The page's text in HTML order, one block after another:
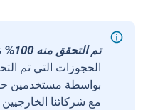
تم التحقق منه 100%
الحجوزات التي تم
مع شركائنا